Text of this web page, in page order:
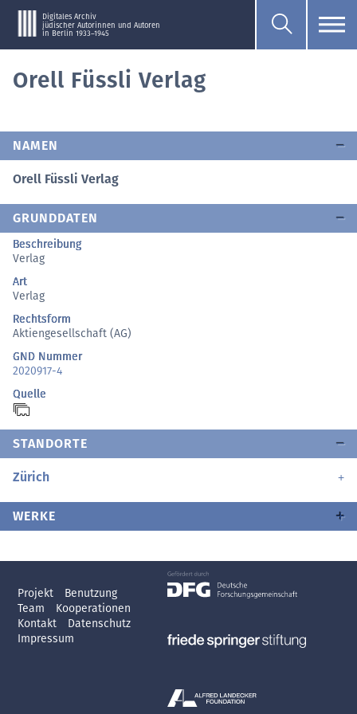
Digitales Archiv
jüdischer Autorinnen und Autoren
in Berlin 1933–1945
Orell Füssli Verlag
NAMEN
Orell Füssli Verlag
GRUNDDATEN
Beschreibung
Verlag
Art
Verlag
Rechtsform
Aktiengesellschaft (AG)
GND Nummer
2020917-4
Quelle
STANDORTE
Zürich
WERKE
Projekt
Benutzung
Team
Kooperationen
Kontakt
Datenschutz
Impressum